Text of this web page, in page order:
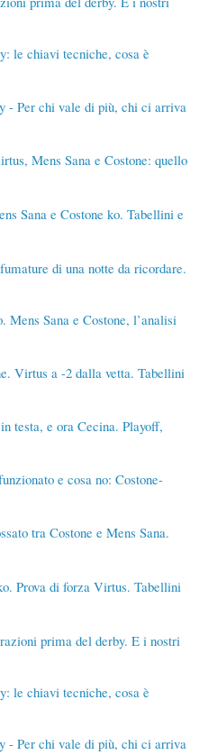
le chiavi tecniche, cosa è
- Per chi vale di più, chi ci arriva
Mens Sana e Costone: quello
Sana e Costone ko. Tabellini e
di una notte da ricordare.
Sana e Costone, l’analisi
Virtus a -2 dalla vetta. Tabellini
testa, e ora Cecina. Playoff,
e cosa no: Costone-
tra Costone e Mens Sana.
Prova di forza Virtus. Tabellini
prima del derby. E i nostri
le chiavi tecniche, cosa è
- Per chi vale di più, chi ci arriva